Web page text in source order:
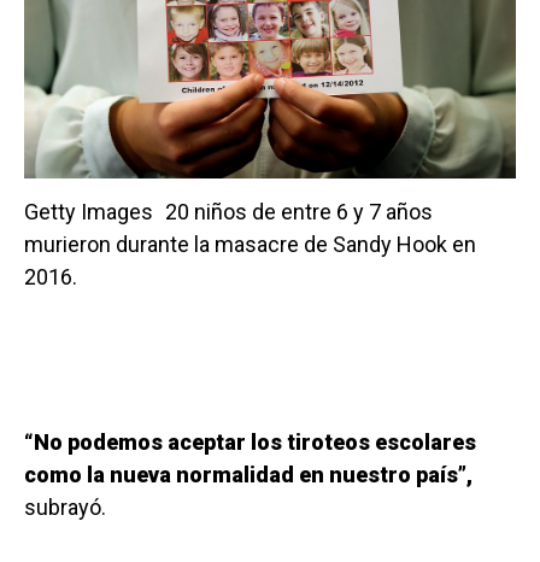
Getty Images 20 niños de entre 6 y 7 años
murieron durante la masacre de Sandy Hook en
2016.
“No podemos aceptar los tiroteos escolares
como la nueva normalidad en nuestro país”,
subrayó.